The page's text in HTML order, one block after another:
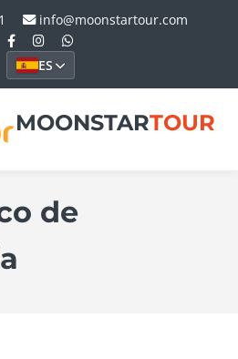
info@moonstartour.com
ES
MOONSTARTOUR
de